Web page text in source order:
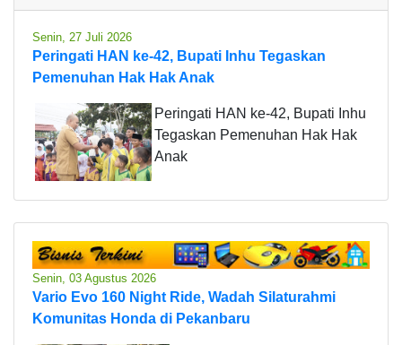
Senin, 27 Juli 2026
Peringati HAN ke-42, Bupati Inhu Tegaskan
Pemenuhan Hak Hak Anak
Peringati HAN ke-42, Bupati Inhu
Tegaskan Pemenuhan Hak Hak
Anak
Senin, 03 Agustus 2026
Vario Evo 160 Night Ride, Wadah Silaturahmi
Komunitas Honda di Pekanbaru